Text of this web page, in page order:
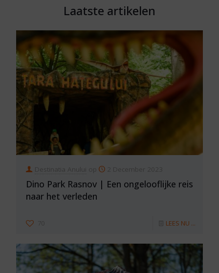
Laatste artikelen
Destinatia Anului op 2 December 2023
Dino Park Rasnov | Een ongelooflijke reis
naar het verleden
70 LEES NU ...